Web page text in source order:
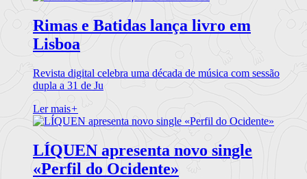
Rimas e Batidas lança livro em
Lisboa
Revista digital celebra uma década de música com sessão
dupla a 31 de Ju
Ler mais+
LÍQUEN apresenta novo single
«Perfil do Ocidente»